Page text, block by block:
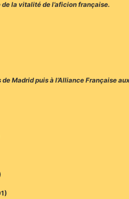
la vitalité de l’aficion française.
Madrid puis à l’Alliance Française